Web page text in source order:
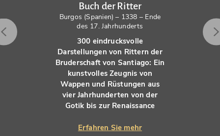
Buch der Ritter
Burgos (Spanien) – 1338 – Ende
des 17. Jahrhunderts
300 eindrucksvolle
Darstellungen von Rittern der
Bruderschaft von Santiago: Ein
kunstvolles Zeugnis von
Wappen und Rüstungen aus
vier Jahrhunderten von der
Gotik bis zur Renaissance
Erfahren Sie mehr